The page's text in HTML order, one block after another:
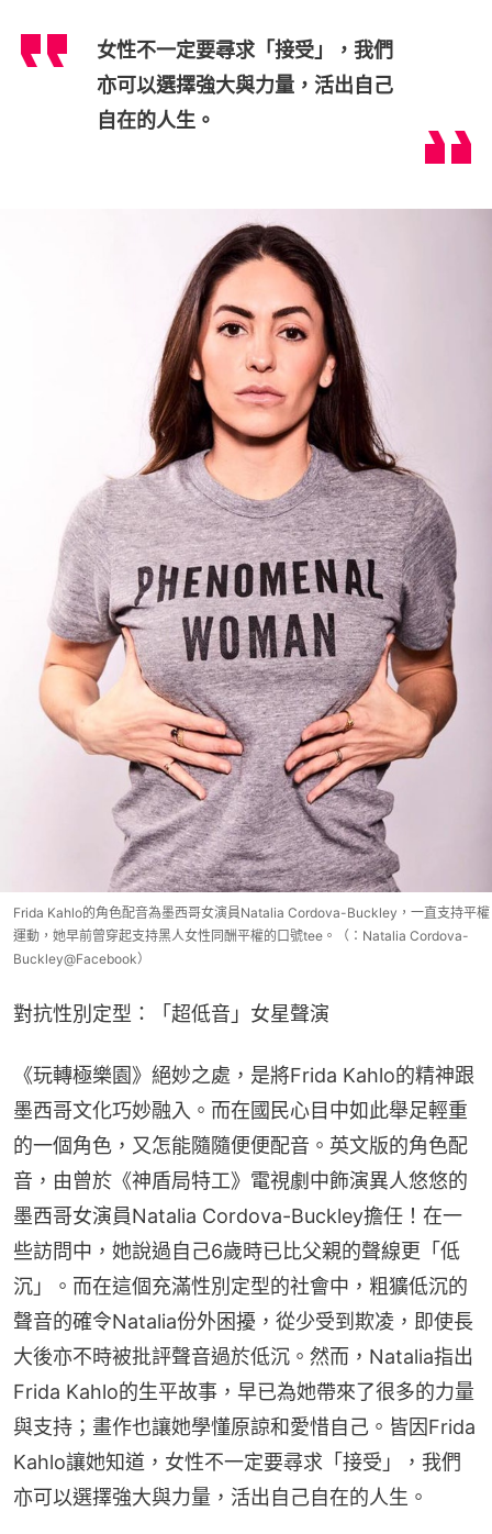
女性不一定要尋求「接受」，我們
亦可以選擇強大與力量，活出自己
自在的人生。
Frida Kahlo的角色配音為墨西哥女演員Natalia Cordova-Buckley，一直支持平權
運動，她早前曾穿起支持黑人女性同酬平權的口號tee。（：Natalia Cordova-
Buckley@Facebook）
對抗性別定型：「超低音」女星聲演
《玩轉極樂園》絕妙之處，是將Frida Kahlo的精神跟
墨西哥文化巧妙融入。而在國民心目中如此舉足輕重
的一個角色，又怎能隨隨便便配音。英文版的角色配
音，由曾於《神盾局特工》電視劇中飾演異人悠悠的
墨西哥女演員Natalia Cordova-Buckley擔任！在一
些訪問中，她說過自己6歲時已比父親的聲線更「低
沉」。而在這個充滿性別定型的社會中，粗獷低沉的
聲音的確令Natalia份外困擾，從少受到欺凌，即使長
大後亦不時被批評聲音過於低沉。然而，Natalia指出
Frida Kahlo的生平故事，早已為她帶來了很多的力量
與支持；畫作也讓她學懂原諒和愛惜自己。皆因Frida
Kahlo讓她知道，女性不一定要尋求「接受」，我們
亦可以選擇強大與力量，活出自己自在的人生。